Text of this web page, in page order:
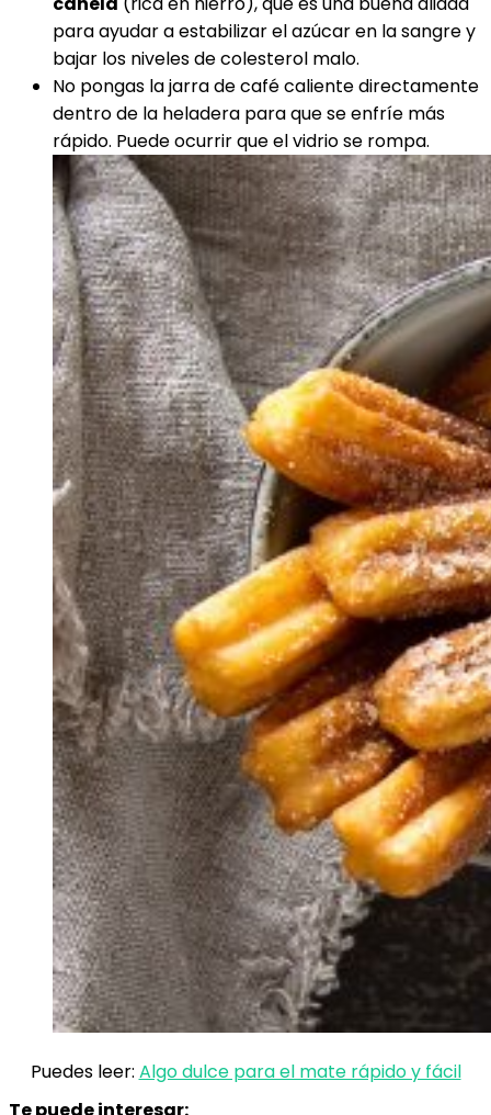
para ayudar a estabilizar el azúcar en la sangre y
bajar los niveles de colesterol malo.
No pongas la jarra de café caliente directamente
dentro de la heladera para que se enfríe más
rápido. Puede ocurrir que el vidrio se rompa.
Puedes leer: Algo dulce para el mate rápido y fácil